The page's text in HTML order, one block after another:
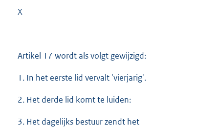
X
Artikel 17 wordt als volgt gewijzigd:
1. In het eerste lid vervalt 'vierjarig'.
2. Het derde lid komt te luiden:
3. Het dagelijks bestuur zendt het